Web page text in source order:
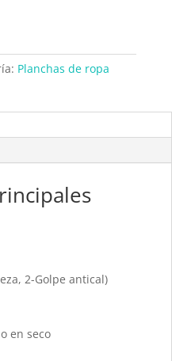
Planchas de ropa
2-Golpe antical)
en seco